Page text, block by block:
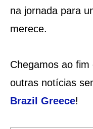
na jornada para
merece.
Chegamos ao
outras notícias
Brazil Greece!